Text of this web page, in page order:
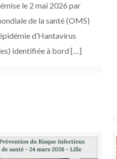
le 2 mai 2026 par
de la santé (OMS)
d’Hantavirus
identifiée à bord […]